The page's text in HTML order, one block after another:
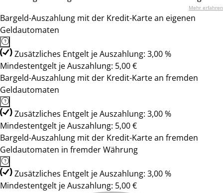
Mehr erfahren
Bargeld-Auszahlung mit der Kredit-Karte an eigenen
Geldautomaten
Zusätzliches Entgelt je Auszahlung: 3,00 %
Mindestentgelt je Auszahlung: 5,00 €
Bargeld-Auszahlung mit der Kredit-Karte an fremden
Geldautomaten
Zusätzliches Entgelt je Auszahlung: 3,00 %
Mindestentgelt je Auszahlung: 5,00 €
Bargeld-Auszahlung mit der Kredit-Karte an fremden
Geldautomaten in fremder Währung
Zusätzliches Entgelt je Auszahlung: 3,00 %
Mindestentgelt je Auszahlung: 5,00 €